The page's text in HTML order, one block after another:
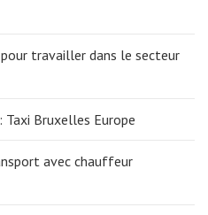
travailler dans le secteur
Bruxelles Europe
avec chauffeur